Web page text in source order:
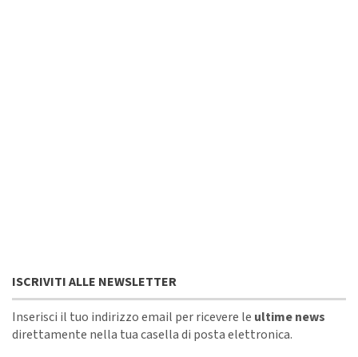
ISCRIVITI ALLE NEWSLETTER
Inserisci il tuo indirizzo email per ricevere le ultime news
direttamente nella tua casella di posta elettronica.